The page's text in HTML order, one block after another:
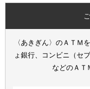
〈あきぎん〉のＡＴＭ
ょ銀行、コンビニ（セ
などのＡＴ